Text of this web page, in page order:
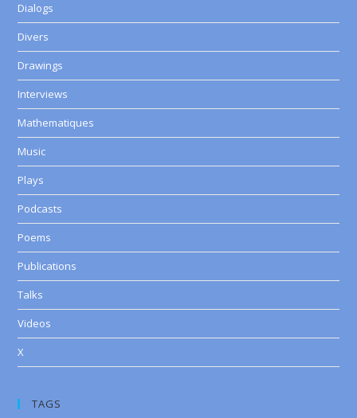
Dialogs
Divers
Drawings
Interviews
Mathematiques
Music
Plays
Podcasts
Poems
Publications
Talks
Videos
X
TAGS